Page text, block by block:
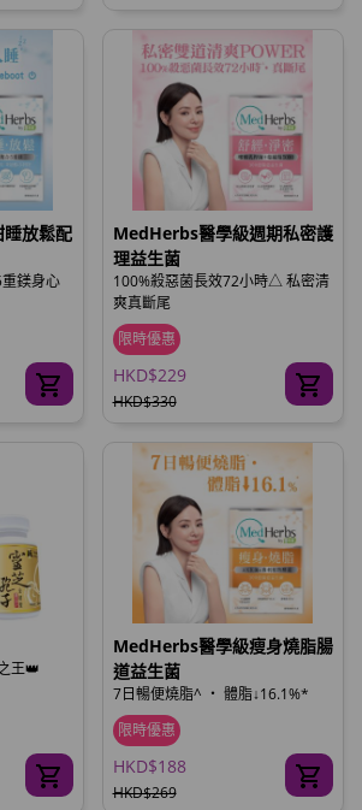
放鬆配
鎂身心
MedHerbs醫學級週期私密護
理益生菌
100%殺惡菌長效72小時△ 私密清
爽真斷尾
限時優惠
HKD$229
HKD$330
王👑
MedHerbs醫學級瘦身燒脂腸
道益生菌
7日暢便燒脂^ ‧ 體脂↓16.1%*
限時優惠
HKD$188
HKD$269